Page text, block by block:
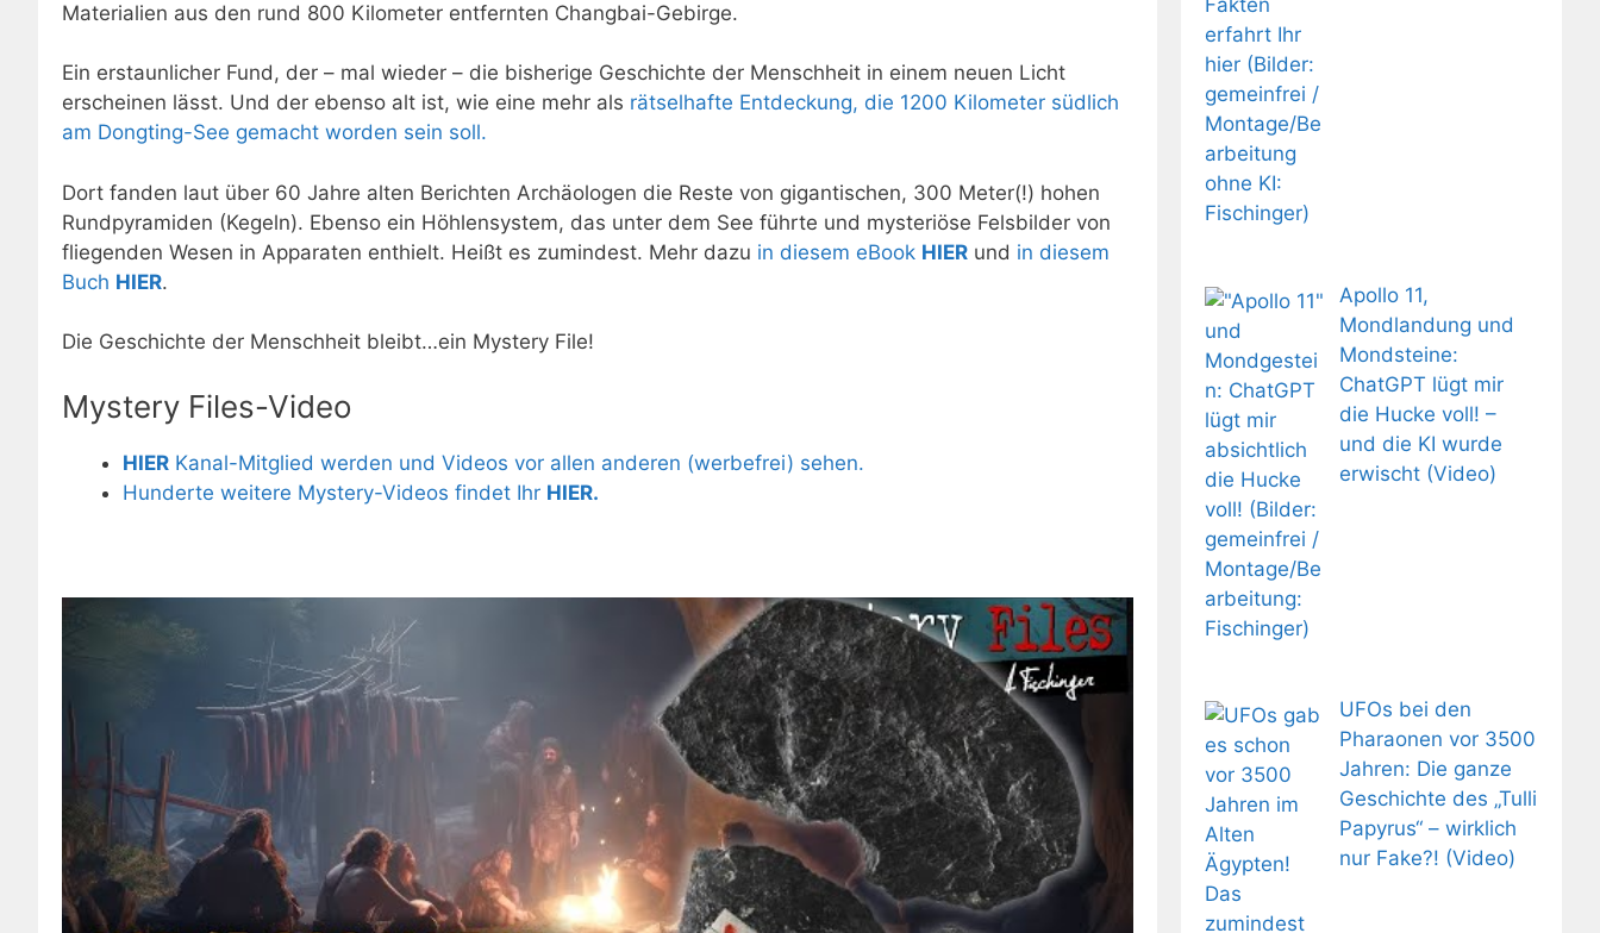
Materialien aus den rund 800 Kilometer entfernten Changbai-Gebirge.
Ein erstaunlicher Fund, der – mal wieder – die bisherige Geschichte der Menschheit in einem neuen Licht
erscheinen lässt. Und der ebenso alt ist, wie eine mehr als rätselhafte Entdeckung, die 1200 Kilometer südlich
am Dongting-See gemacht worden sein soll.
Dort fanden laut über 60 Jahre alten Berichten Archäologen die Reste von gigantischen, 300 Meter(!) hohen
Rundpyramiden (Kegeln). Ebenso ein Höhlensystem, das unter dem See führte und mysteriöse Felsbilder von
fliegenden Wesen in Apparaten enthielt. Heißt es zumindest. Mehr dazu in diesem eBook HIER und in diesem
Buch HIER.
Die Geschichte der Menschheit bleibt…ein Mystery File!
Mystery Files-Video
HIER Kanal-Mitglied werden und Videos vor allen anderen (werbefrei) sehen.
Hunderte weitere Mystery-Videos findet Ihr HIER.
Apollo 11,
Mondlandung und
Mondsteine:
ChatGPT lügt mir
die Hucke voll! –
und die KI wurde
erwischt (Video)
UFOs bei den
Pharaonen vor 3500
Jahren: Die ganze
Geschichte des „Tulli
Papyrus“ – wirklich
nur Fake?! (Video)